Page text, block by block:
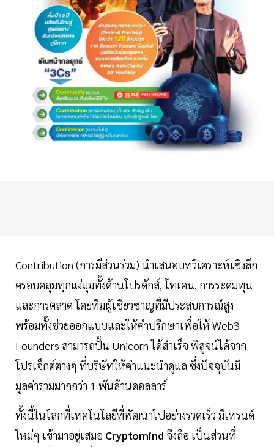
Contribution (การมีส่วนร่วม) นำเสนอบทวิเคราะห์เชิงลึก
ครอบคลุมทุกแง่มุมทั้งด้านโปรดักส์, โทเคน, การระดมทุน
และการตลาด โดยทีมผู้เชี่ยวชาญที่มีประสบการณ์สูง
พร้อมทั้งช่วยออกแบบและให้คำปรึกษาเพื่อให้ Web3
Founders สามารถปั้น Unicorn ได้สำเร็จ พิสูจน์ได้จาก
โปรเจ็กต์ต่างๆ ที่บริษัทให้คำแนะนำดูแล ซึ่งปัจจุบันมี
มูลค่ารวมมากกว่า 1 พันล้านดอลลาร์
ทั้งนี้ในโลกที่เทคโนโลยีที่พัฒนาไปอย่างรวดเร็ว มีเทรนด์
ใหม่ๆ เข้ามาอยู่เสมอ Cryptomind จึงถือ เป็นส่วนที่